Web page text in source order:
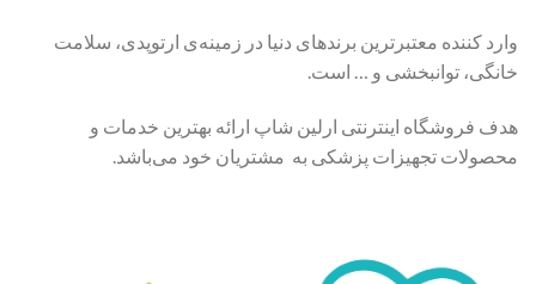
وارد کننده معتبرترین برندهای دنیا در زمینه‌ی ارتوپدی، سلامت
خانگی، توانبخشی و … است.
هدف فروشگاه اینترنتی ارلین شاپ ارائه بهترین خدمات و
محصولات تجهیزات پزشکی به مشتریان خود می‌باشد.